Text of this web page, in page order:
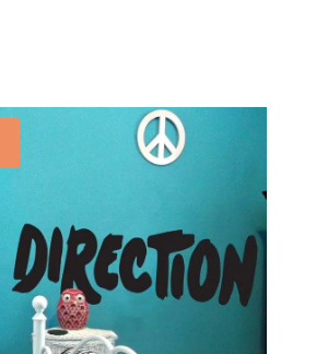
Mulighederne
varesiden